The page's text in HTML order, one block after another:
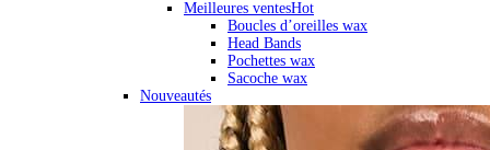
Meilleures ventesHot
Boucles d’oreilles wax
Head Bands
Pochettes wax
Sacoche wax
Nouveautés